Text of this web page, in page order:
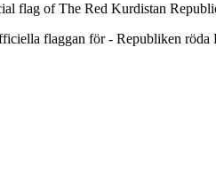
flag of The Red Kurdistan
flaggan för - Republiken röda